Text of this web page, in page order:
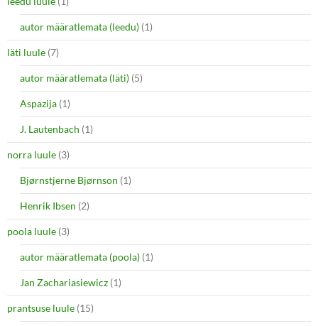
autor määratlemata (leedu) (1)
läti luule (7)
autor määratlemata (läti) (5)
Aspazija (1)
J. Lautenbach (1)
norra luule (3)
Bjørnstjerne Bjørnson (1)
Henrik Ibsen (2)
poola luule (3)
autor määratlemata (poola) (1)
Jan Zachariasiewicz (1)
prantsuse luule (15)